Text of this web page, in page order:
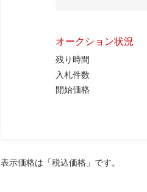
オークション状況
残り時間
入札件数
開始価格
表示価格は「税込価格」です。